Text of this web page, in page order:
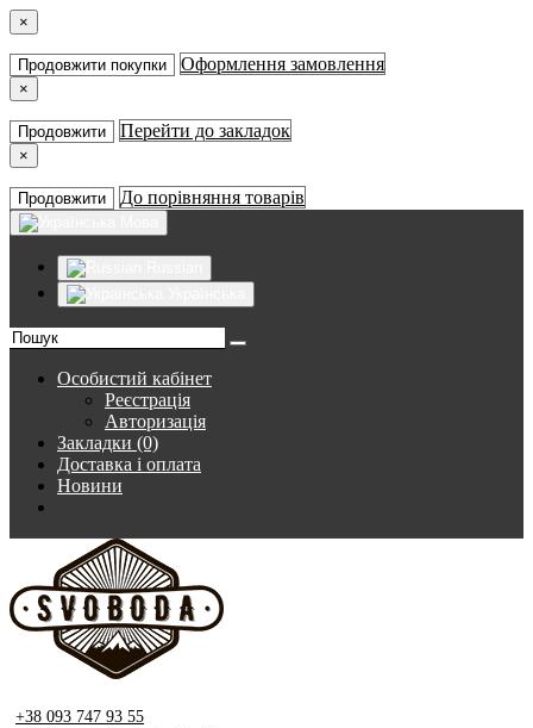
×
Продовжити покупки Оформлення замовлення
×
Продовжити Перейти до закладок
×
Продовжити До порівняння товарів
Особистий кабінет
Реєстрація
Авторизація
Закладки (0)
Доставка і оплата
Новини
+38 093 747 93 55